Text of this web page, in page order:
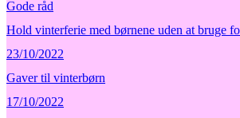
Gode råd
Hold vinterferie med børnene uden at bruge
23/10/2022
Gaver til vinterbørn
17/10/2022